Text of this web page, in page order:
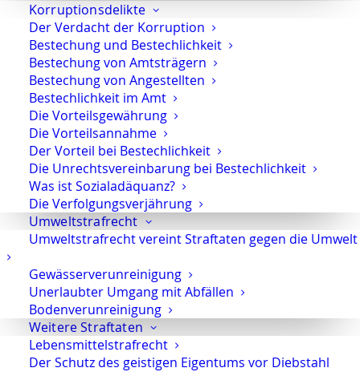
Korruptionsdelikte
Der Verdacht der Korruption
Bestechung und Bestechlichkeit
Bestechung von Amtsträgern
Bestechung von Angestellten
Bestechlichkeit im Amt
Die Vorteilsgewährung
Die Vorteilsannahme
Der Vorteil bei Bestechlichkeit
Die Unrechtsvereinbarung bei Bestechlichkeit
Was ist Sozialadäquanz?
Die Verfolgungsverjährung
Umweltstrafrecht
Umweltstrafrecht vereint Straftaten gegen die Umwelt
Gewässerverunreinigung
Unerlaubter Umgang mit Abfällen
Bodenverunreinigung
Weitere Straftaten
Lebensmittelstrafrecht
Der Schutz des geistigen Eigentums vor Diebstahl
Aussage gegen Aussage
Manager in der Auslieferungshaft
Strafverteidiger-Notruf (z. B. bei
Festnahme oder
Hausdurchsuchungen):0171 65 43
669
Sie erreichen die Anwaltskanzlei an den
Wochentagen über das Sekretariat.
Die Sekretärinnen sind zur Verschwiegenheit
verpflichtet. Erforderliche Erstinformationen